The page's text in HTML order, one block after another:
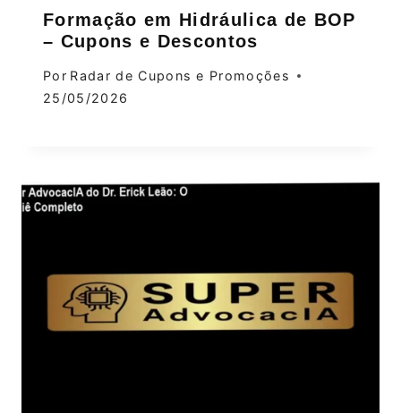
Formação em Hidráulica de BOP
– Cupons e Descontos
Por Radar de Cupons e Promoções
25/05/2026